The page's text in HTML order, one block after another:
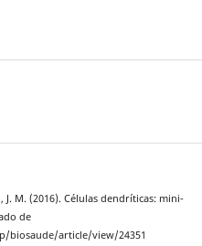
J. M. (2016). Células dendríticas: mini-
de
biosaude/article/view/24351